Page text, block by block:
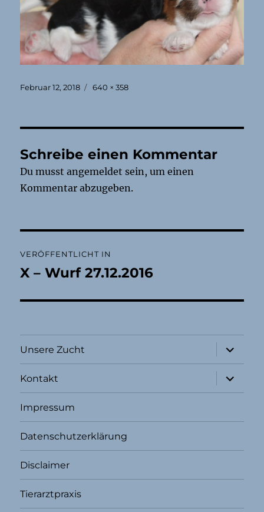
Veröffentlicht
Februar 12, 2018 Originalgröße
640 × 358
Schreibe einen Kommentar
Du musstangemeldet sein, um einen
Kommentar abzugeben.
VERÖFFENTLICHT IN
X – Wurf 27.12.2016
Unsere Zucht
öffnen
Kontakt
öffnen
Impressum
Datenschutzerklärung
Disclaimer
Tierarztpraxis